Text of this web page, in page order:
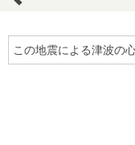
この地震による津波の